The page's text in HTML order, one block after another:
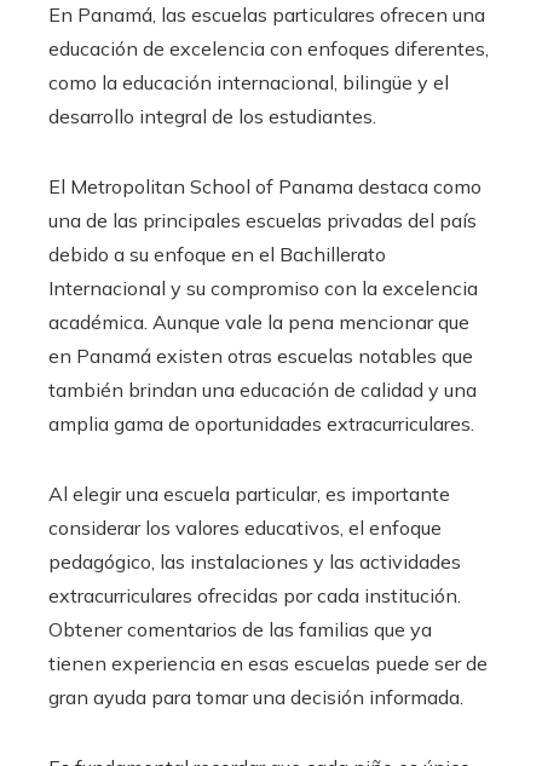
En Panamá, las escuelas particulares ofrecen una
educación de excelencia con enfoques diferentes,
como la educación internacional, bilingüe y el
desarrollo integral de los estudiantes.
El Metropolitan School of Panama destaca como
una de las principales escuelas privadas del país
debido a su enfoque en el Bachillerato
Internacional y su compromiso con la excelencia
académica. Aunque vale la pena mencionar que
en Panamá existen otras escuelas notables que
también brindan una educación de calidad y una
amplia gama de oportunidades extracurriculares.
Al elegir una escuela particular, es importante
considerar los valores educativos, el enfoque
pedagógico, las instalaciones y las actividades
extracurriculares ofrecidas por cada institución.
Obtener comentarios de las familias que ya
tienen experiencia en esas escuelas puede ser de
gran ayuda para tomar una decisión informada.